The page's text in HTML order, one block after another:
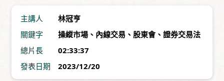
主講人
林冠亨
關鍵字
操縱市場 、 內線交易 、 股東會、 證券交易法
總片長
02:33:37
發表日期
2023/12/20